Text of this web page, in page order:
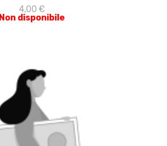
4,00 €
Non disponibile